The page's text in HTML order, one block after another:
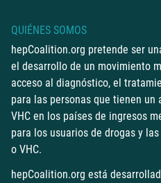
QUIÉNES SOMOS
hepCoalition.org pretende ser
el desarrollo de un movimiento
acceso al diagnóstico, el
para las personas que tienen un
VHC en los países de ingresos
para los usuarios de drogas y
o VHC.
hepCoalition.org está